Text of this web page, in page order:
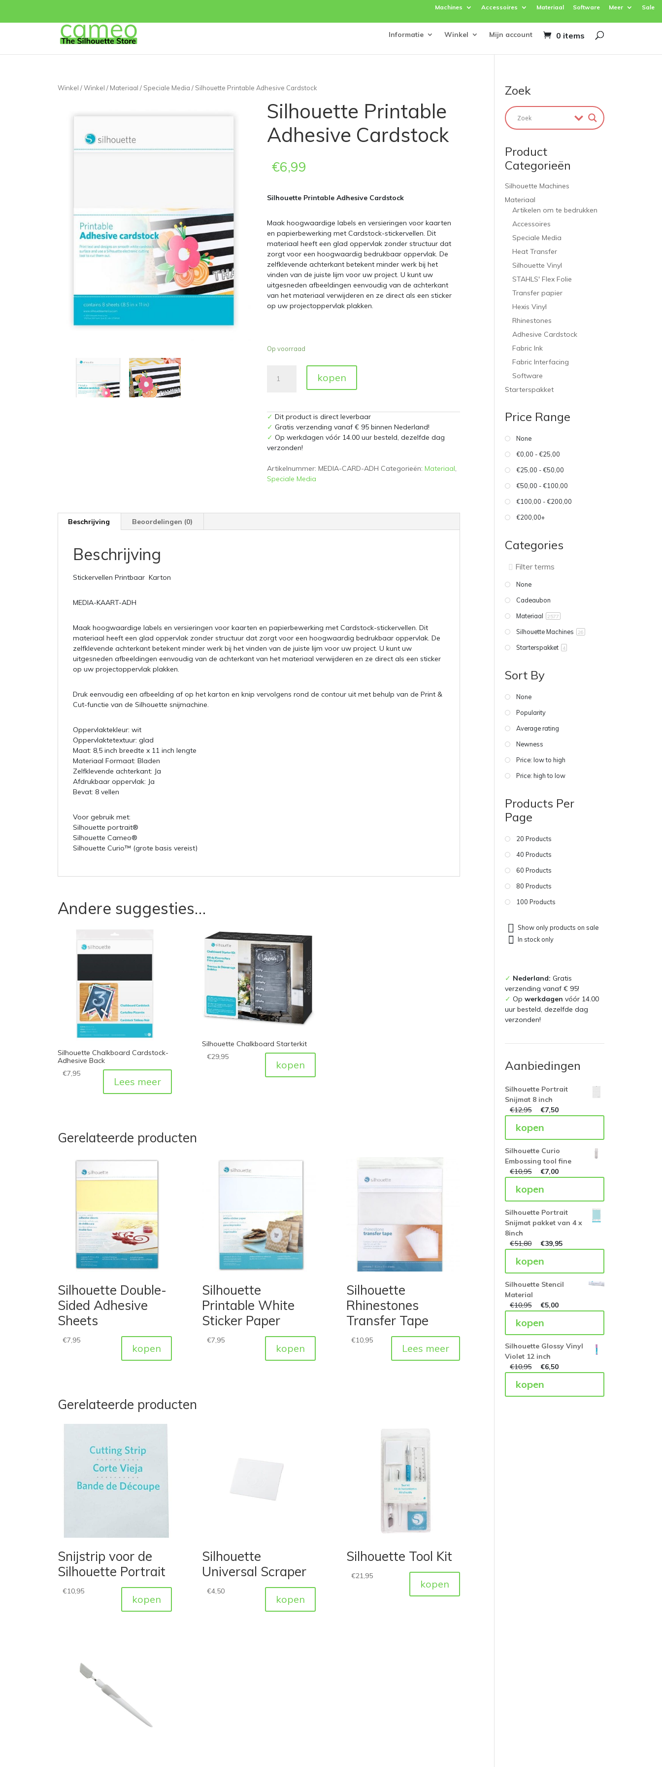
Machines Accessoires Materiaal Software Meer Sale
Informatie Winkel Mijn account 0 items
Winkel /Winkel / Materiaal / Speciale Media / Silhouette Printable Adhesive Cardstock
Silhouette Printable
Adhesive Cardstock
€6,99
Silhouette Printable Adhesive Cardstock
Maak hoogwaardige labels en versieringen voor kaarten
en papierbewerking met Cardstock-stickervellen. Dit
materiaal heeft een glad oppervlak zonder structuur dat
zorgt voor een hoogwaardig bedrukbaar oppervlak. De
zelfklevende achterkant betekent minder werk bij het
vinden van de juiste lijm voor uw project. U kunt uw
uitgesneden afbeeldingen eenvoudig van de achterkant
van het materiaal verwijderen en ze direct als een sticker
op uw projectoppervlak plakken.
Op voorraad
Printable
aantal
kopen
✓ Dit product is direct leverbaar
✓ Gratis verzending vanaf € 95 binnen Nederland!
✓ Op werkdagen vóór 14.00 uur besteld, dezelfde dag
verzonden!
Artikelnummer: MEDIA-CARD-ADH Categorieën: Materiaal,
Speciale Media
Beschrijving Beoordelingen (0)
Beschrijving
Stickervellen Printbaar Karton
MEDIA-KAART-ADH
Maak hoogwaardige labels en versieringen voor kaarten en papierbewerking met Cardstock-stickervellen. Dit
materiaal heeft een glad oppervlak zonder structuur dat zorgt voor een hoogwaardig bedrukbaar oppervlak. De
zelfklevende achterkant betekent minder werk bij het vinden van de juiste lijm voor uw project. U kunt uw
uitgesneden afbeeldingen eenvoudig van de achterkant van het materiaal verwijderen en ze direct als een sticker
op uw projectoppervlak plakken.
Druk eenvoudig een afbeelding af op het karton en knip vervolgens rond de contour uit met behulp van de Print &
Cut-functie van de Silhouette snijmachine.
Oppervlaktekleur: wit
Oppervlaktetextuur: glad
Maat: 8,5 inch breedte x 11 inch lengte
Materiaal Formaat: Bladen
Zelfklevende achterkant: Ja
Afdrukbaar oppervlak: Ja
Bevat: 8 vellen
Voor gebruik met:
Silhouette portrait®
Silhouette Cameo®
Silhouette Curio™ (grote basis vereist)
Andere suggesties…
Silhouette Chalkboard Cardstock-
Adhesive Back
€7,95
Lees meer
Silhouette Chalkboard Starterkit
€29,95
kopen
Gerelateerde producten
Silhouette Double-
Sided Adhesive
Sheets
€7,95
kopen
Silhouette
Printable White
Sticker Paper
€7,95
kopen
Silhouette
Rhinestones
Transfer Tape
€10,95
Lees meer
Gerelateerde producten
Snijstrip voor de
Silhouette Portrait
€10,95
kopen
Silhouette
Universal Scraper
€4,50
kopen
Silhouette Tool Kit
€21,95
kopen
Zoek
Product
Categorieën
Silhouette Machines
Materiaal
Artikelen om te bedrukken
Accessoires
Speciale Media
Heat Transfer
Silhouette Vinyl
STAHLS' Flex Folie
Transfer papier
Hexis Vinyl
Rhinestones
Adhesive Cardstock
Fabric Ink
Fabric Interfacing
Software
Starterspakket
Price Range
None
€0,00 - €25,00
€25,00 - €50,00
€50,00 - €100,00
€100,00 - €200,00
€200,00+
Categories
None
Cadeaubon
Materiaal
2577
Silhouette Machines 26
Starterspakket 4
Sort By
None
Popularity
Average rating
Newness
Price: low to high
Price: high to low
Products Per
Page
20 Products
40 Products
60 Products
80 Products
100 Products
Show only products on sale
In stock only
✓ Nederland:Gratis
verzending vanaf € 95!
✓ Opwerkdagen vóór 14.00
uur besteld, dezelfde dag
verzonden!
Aanbiedingen
Silhouette Portrait
Snijmat 8 inch
€12,95 €7,50
kopen
Silhouette Curio
Embossing tool fine
€10,95 €7,00
kopen
Silhouette Portrait
Snijmat pakket van 4 x
8inch
€51,80 €39,95
kopen
Silhouette Stencil
Material
€10,95 €5,00
kopen
Silhouette Glossy Vinyl
Violet 12 inch
€10,95 €6,50
kopen